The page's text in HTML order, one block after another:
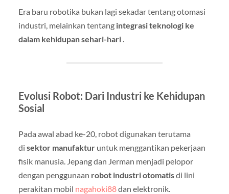
Era baru robotika bukan lagi sekadar tentang otomasi
industri, melainkan tentang integrasi teknologi ke
dalam kehidupan sehari-hari
Evolusi Robot: Dari Industri ke Kehidupan
Sosial
Pada awal abad ke-20, robot digunakan terutama
di sektor manufaktur untuk menggantikan pekerjaan
fisik manusia. Jepang dan Jerman menjadi pelopor
dengan penggunaan robot industri otomatisdi lini
perakitan mobil nagahoki88dan elektronik.